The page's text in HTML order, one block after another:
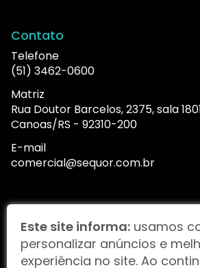
Contato
Telefone
(51) 3462-0600
Matriz
Rua Doutor Barcelos, 2375, sala
Canoas/RS - 92310-200
E-mail
comercial@sequor.com.br
Este site informa: usamos
personalizar anúncios e
experiência no site. Ao